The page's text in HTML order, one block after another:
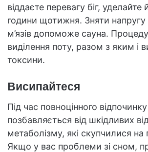
віддаєте перевагу біг,
години щотижня. Зняти
м’язів допоможе сауна.
виділення поту, разом з яким і
токсини.
Висипайтеся
Під час повноцінного
позбавляється від шкідливих
метаболізму, які скупчилися на
Якщо у вас проблеми зі сном,